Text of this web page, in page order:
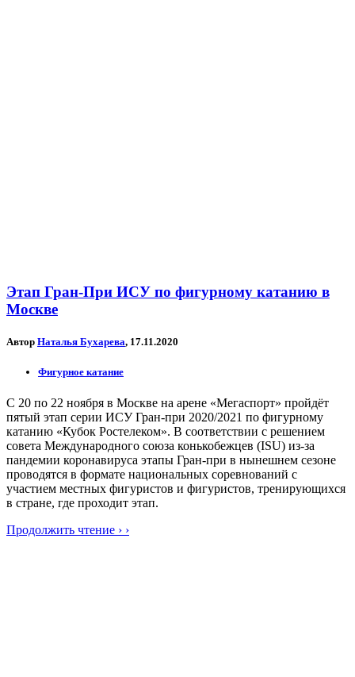
Этап Гран-При ИСУ по фигурному катанию в
Москве
Автор Наталья Бухарева, 17.11.2020
Фигурное катание
С 20 по 22 ноября в Москве на арене «Мегаспорт» пройдёт
пятый этап серии ИСУ Гран-при 2020/2021 по фигурному
катанию «Кубок Ростелеком». В соответствии с решением
совета Международного союза конькобежцев (ISU) из-за
пандемии коронавируса этапы Гран-при в нынешнем сезоне
проводятся в формате национальных соревнований с
участием местных фигуристов и фигуристов, тренирующихся
в стране, где проходит этап.
Продолжить чтение › ›